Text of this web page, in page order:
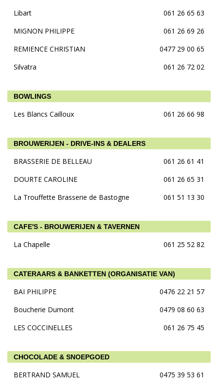
Libart
061 26 65 63
MIGNON PHILIPPE
061 26 69 26
REMIENCE CHRISTIAN
0477 29 00 65
Silvatra
061 26 72 02
BOWLINGS
Les Blancs Cailloux 061 26 66 98
BROUWERIJEN - DRIVE-INS & DEALERS
BRASSERIE DE BELLEAU
061 26 61 41
DOURTE CAROLINE
061 26 65 31
La Trouffette Brasserie de Bastogne
061 51 13 30
CAFE'S - BROUWERIJEN & TAVERNEN
La Chapelle 061 25 52 82
CATERAARS & BANKETTEN (ORGANISATIE VAN)
BAI PHILIPPE
0476 22 21 57
Boucherie Dumont
0479 08 60 63
LES COCCINELLES
061 26 75 45
CHOCOLADE & SNOEPGOED
BERTRAND SAMUEL 0475 39 53 61